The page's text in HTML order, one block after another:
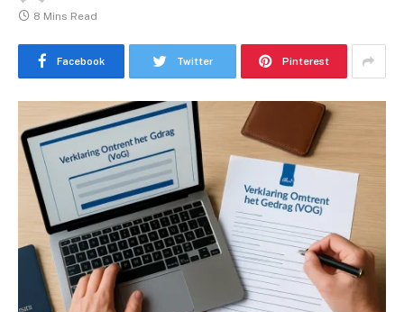
8 Mins Read
Facebook Twitter Pinterest